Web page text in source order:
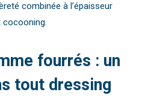
combinée à l’épaisseur
fourrés : un
tout dressing